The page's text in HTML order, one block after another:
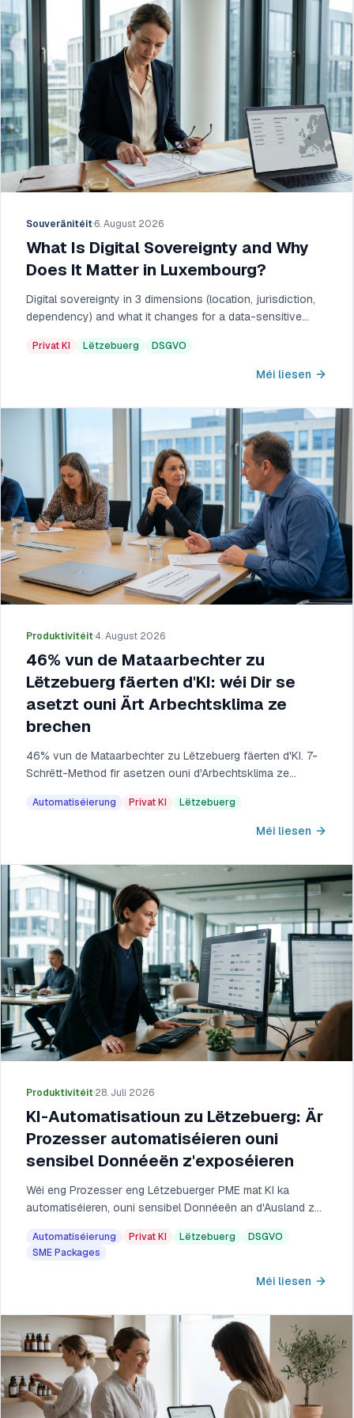
Souveränitéit·6. August 2026
What Is Digital Sovereignty and Why
Does It Matter in Luxembourg?
Digital sovereignty in 3 dimensions (location, jurisdiction,
dependency) and what it changes for a data-sensitive
Privat KI Lëtzebuerg DSGVO
Méi liesen
Produktivitéit·4. August 2026
46% vun de Mataarbechter zu
Lëtzebuerg fäerten d'KI: wéi Dir se
asetzt ouni Ärt Arbechtsklima ze
brechen
46% vun de Mataarbechter zu Lëtzebuerg fäerten d'KI. 7-
Schrëtt-Method fir asetzen ouni d'Arbechtsklima ze
Automatiséierung Privat KI Lëtzebuerg
Méi liesen
Produktivitéit·28. Juli 2026
KI-Automatisatioun zu Lëtzebuerg: Är
Prozesser automatiséieren ouni
sensibel Donnéeën z'exposéieren
Wéi eng Prozesser eng Lëtzebuerger PME mat KI ka
automatiséieren, ouni sensibel Donnéeën an d'Ausland ze
Automatiséierung Privat KI Lëtzebuerg
DSGVO
SME Packages
Méi liesen